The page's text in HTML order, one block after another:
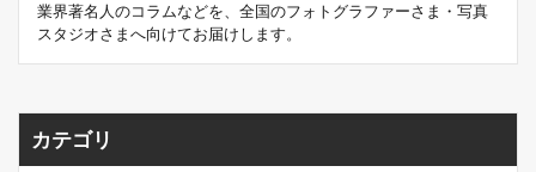
業界著名人のコラムなどを、全国のフォトグラファーさま・写真
スタジオさまへ向けてお届けします。
カテゴリ